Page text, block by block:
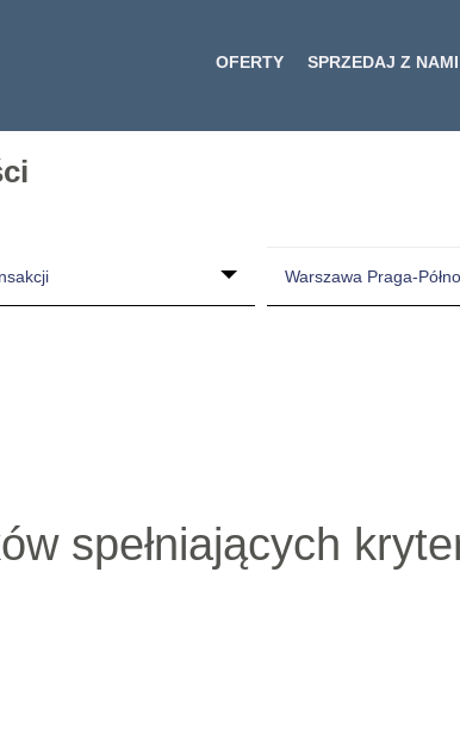
OFERTY SPRZEDAJ Z NAMI
spełniających